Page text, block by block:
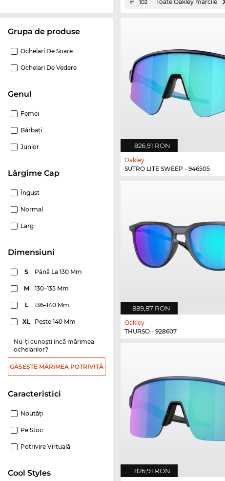
Grupa de produse
Ochelari De Soare
Ochelari De Vedere
Genul
Femei
Bărbaţi
Junior
Lărgime Cap
Îngust
Normal
Larg
dimensiuni
S Până La 130 Mm
M 130–135 Mm
L 136–140 Mm
XL Peste 140 Mm
Nu-ți cunoști încă mărimea
ochelarilor?
GĂSEȘTE MĂRIMEA POTRIVITĂ
Caracteristici
Noutăţi
Pe Stoc
Potrivire Virtuală
Cool Styles
102 Toate Oakley mărcile
826,91 RON
Oakley
SUTRO LITE SWEEP - 946505
889,87 RON
Oakley
THURSO - 928607
826,91 RON